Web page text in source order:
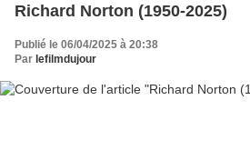
Richard Norton (1950-2025)
Publié le 06/04/2025 à 20:38
Par lefilmdujour